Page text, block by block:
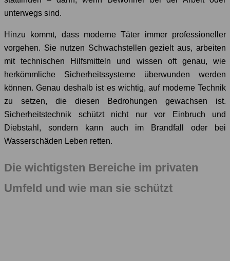
unterwegs sind.
Hinzu kommt, dass moderne Täter immer professioneller
vorgehen. Sie nutzen Schwachstellen gezielt aus, arbeiten
mit technischen Hilfsmitteln und wissen oft genau, wie
herkömmliche Sicherheitssysteme überwunden werden
können. Genau deshalb ist es wichtig, auf moderne Technik
zu setzen, die diesen Bedrohungen gewachsen ist.
Sicherheitstechnik schützt nicht nur vor Einbruch und
Diebstahl, sondern kann auch im Brandfall oder bei
Wasserschäden Leben retten.
Die wichtigsten Bereiche im privaten
Umfeld und wie man sie schützt